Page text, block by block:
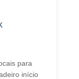
para
início